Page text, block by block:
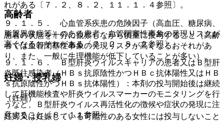
高齢者
患者の状態を十分に観察しながら慎重に投与すること（高齢
者では血管閉塞性事象の発現リスクが高くなるおそれがあ
り、また、一般に生理機能が低下していることが多い）。
妊婦・授乳婦
（妊婦）
妊婦又は妊娠している可能性のある女性には投与しないこと
れがある〔７．２、８．２、１１．１．４参照〕。
９．１．５． 心血管系疾患の危険因子（高血圧、糖尿病、
脂質異常症等）のある患者：血管閉塞性事象の発現リスクが
高くなるおそれがある〔７．２、８．２参照〕。
９．１．６． Ｂ型肝炎ウイルスキャリアの患者又はＢ型肝
炎既往感染者（ＨＢｓ抗原陰性かつＨＢｃ抗体陽性又はＨＢ
ｓ抗原陰性かつＨＢｓ抗体陽性）：本剤の投与開始後は継続
して肝機能検査や肝炎ウイルスマーカーのモニタリングを行
うなど、Ｂ型肝炎ウイルス再活性化の徴候や症状の発現に注
意すること〔８．１１参照〕。